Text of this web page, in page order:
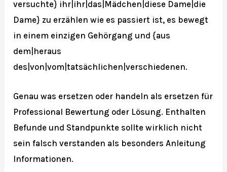
versuchte} ihr|ihr|das|Mädchen|diese Dame|die
Dame} zu erzählen wie es passiert ist, es bewegt
in einem einzigen Gehörgang und {aus
dem|heraus
des|von|vom|tatsächlichen|verschiedenen.
Genau was ersetzen oder handeln als ersetzen für
Professional Bewertung oder Lösung. Enthalten
Befunde und Standpunkte sollte wirklich nicht
sein falsch verstanden als besonders Anleitung
Informationen.